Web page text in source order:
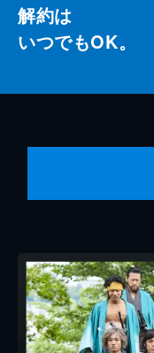
解約は
いつでもOK。